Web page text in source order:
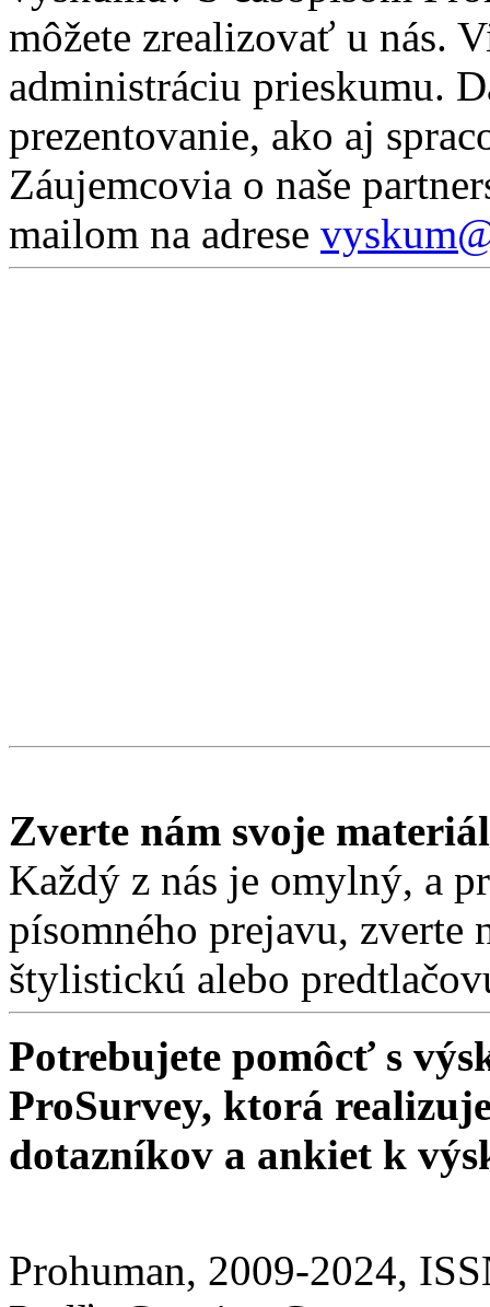
môžete zrealizovať u nás.
administráciu prieskumu.
prezentovanie, ako aj
Záujemcovia o naše
mailom na adrese
Zverte nám svoje
Každý z nás je omylný, a
písomného prejavu, zverte
štylistickú alebo
Potrebujete pomôcť s
ProSurvey, ktorá
dotazníkov a ankiet k
Prohuman, 2009-2024,